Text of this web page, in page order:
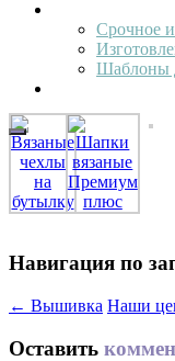
Срочное
Шаблоны
Навигация по
← Вышивка Наши
Оставить